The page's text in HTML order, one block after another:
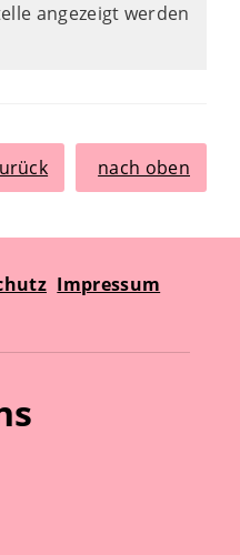
angezeigt werden
nach oben
Impressum